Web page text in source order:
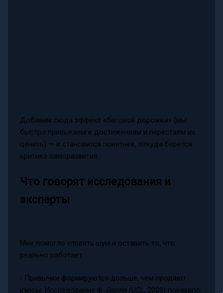
Добавим сюда эффект «беговой дорожки» (мы
быстро привыкаем к достижениям и перестаем их
ценить) — и становится понятнее, откуда берется
критика саморазвития.
Что говорят исследования и
эксперты
Мне помогло отсеять шум и оставить то, что
реально работает.
- Привычки формируются дольше, чем продают
курсы. Исследование Ф. Лалли (UCL, 2009) показало: